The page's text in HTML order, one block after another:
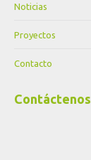
Noticias
Proyectos
Contacto
Contáctenos